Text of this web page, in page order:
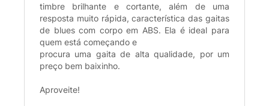
timbre brilhante e cortante, além de uma
resposta muito rápida, característica das gaitas
de blues com corpo em ABS. Ela é ideal para
quem está começando e
procura uma gaita de alta qualidade, por um
preço bem baixinho.
Aproveite!